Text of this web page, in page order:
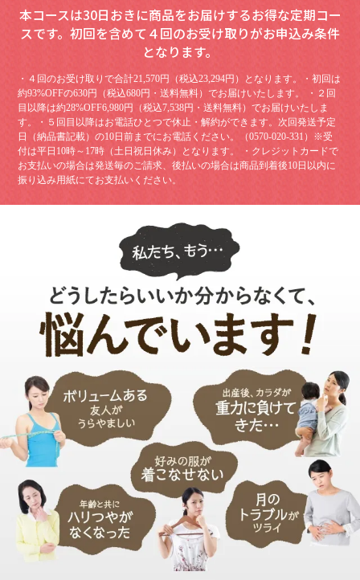
本コースは30日おきに商品をお届けするお得な定期コー
スです。 初回を含めて４回のお受け取りがお申込み条件
となります。
・４回のお受け取りで合計21,570円（税込23,294円）となります。・初回は
約93%OFFの630円（税込680円・送料無料）でお届けいたします。 ・２回
目以降は約28%OFF6,980円（税込7,538円・送料無料）でお届けいたしま
す。・５回目以降はお電話ひとつで休止・解約ができます。次回発送予定
日（納品書記載）の10日前までにお電話ください。（0570-020-331）※受
付は平日10時～17時（土日祝日休み）となります。 ・クレジットカードで
お支払いの場合は発送毎のご請求、後払いの場合は商品到着後10日以内に
振り込み用紙にてお支払いください。